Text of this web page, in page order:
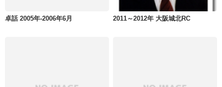
卓話 2005年-2006年6月 2011～2012年 大阪城北RC